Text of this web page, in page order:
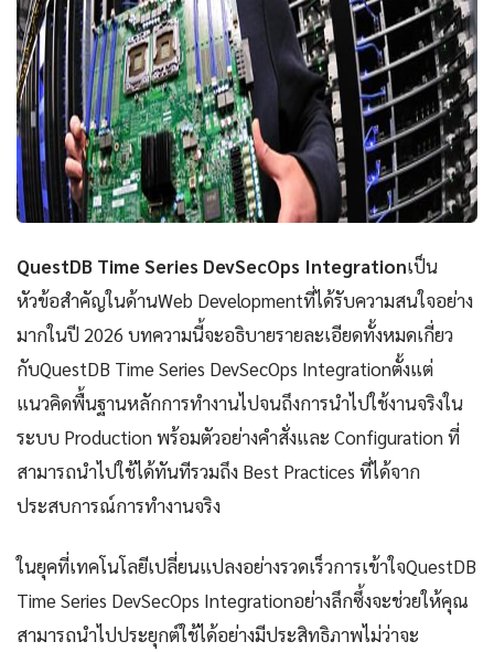
QuestDB Time Series DevSecOps Integrationเป็น
หัวข้อสำคัญในด้านWeb Developmentที่ได้รับความสนใจอย่าง
มากในปี 2026 บทความนี้จะอธิบายรายละเอียดทั้งหมดเกี่ยว
กับQuestDB Time Series DevSecOps Integrationตั้งแต่
แนวคิดพื้นฐานหลักการทำงานไปจนถึงการนำไปใช้งานจริงใน
ระบบ Production พร้อมตัวอย่างคำสั่งและ Configuration ที่
สามารถนำไปใช้ได้ทันทีรวมถึง Best Practices ที่ได้จาก
ประสบการณ์การทำงานจริง
ในยุคที่เทคโนโลยีเปลี่ยนแปลงอย่างรวดเร็วการเข้าใจQuestDB
Time Series DevSecOps Integrationอย่างลึกซึ้งจะช่วยให้คุณ
สามารถนำไปประยุกต์ใช้ได้อย่างมีประสิทธิภาพไม่ว่าจะ